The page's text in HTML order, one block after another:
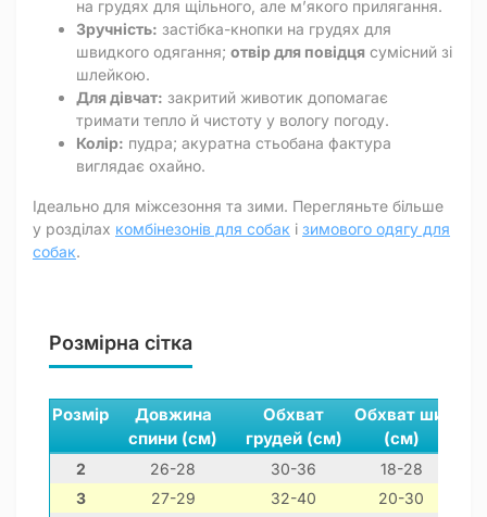
на грудях для щільного, але м’якого прилягання.
Зручність: застібка-кнопки на грудях для
швидкого одягання; отвір для повідця сумісний зі
шлейкою.
Для дівчат: закритий животик допомагає
тримати тепло й чистоту у вологу погоду.
Колір: пудра; акуратна стьобана фактура
виглядає охайно.
Ідеально для міжсезоння та зими. Перегляньте більше
у розділах комбінезонів для собак і зимового одягу для
собак.
Розмірна сітка
Розмір
Довжина
спини (см)
Обхват
грудей (см)
Обхват шиї
(см)
2 26-28 30-36
18-28
3
27-29 32-40
20-30